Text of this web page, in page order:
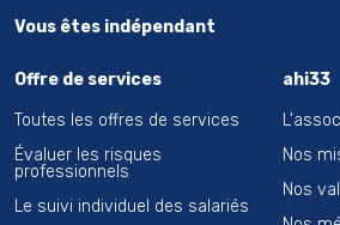
Vous êtes indépendant
Offre de services
Toutes les offres de services
Évaluer les risques
professionnels
Le suivi individuel des salariés
ahi33
Nos
Nos